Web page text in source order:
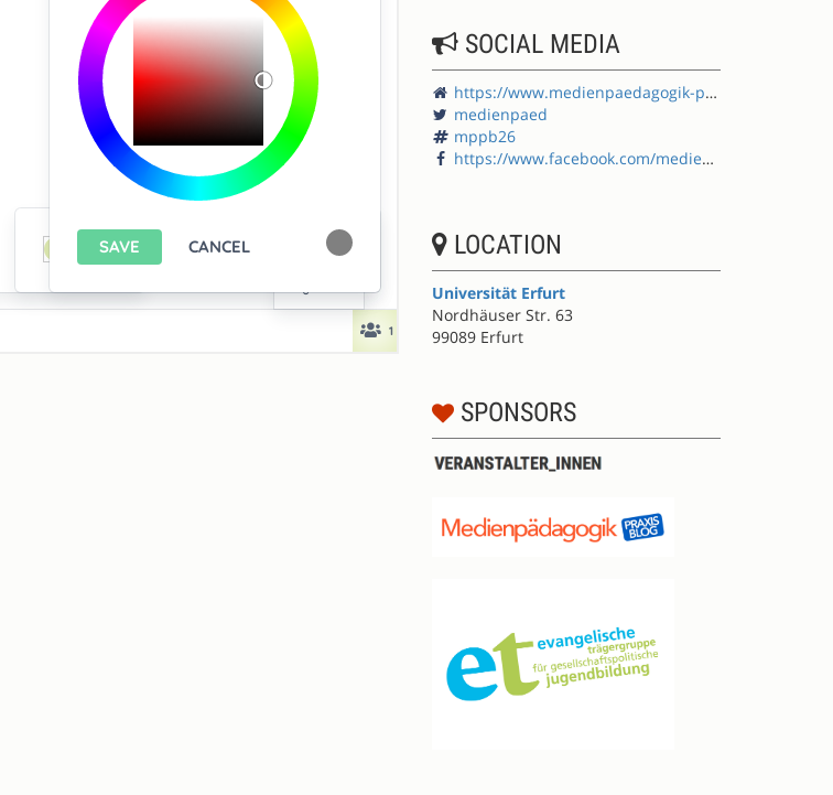
SOCIAL MEDIA
https://www.medienpaedagogik-praxis.de/
medienpaed
mppb26
https://www.facebook.com/medienpaedagogik/
LOCATION
Universität Erfurt
Nordhäuser Str. 63
99089 Erfurt
SPONSORS